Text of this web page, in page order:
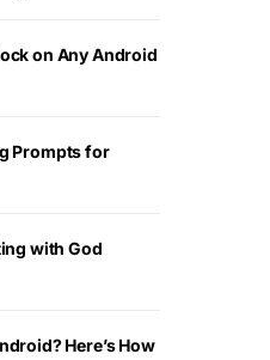
on Any Android
Prompts for
with God
Here’s How